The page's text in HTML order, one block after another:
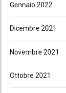
Gennaio 2022
Dicembre 2021
Novembre 2021
Ottobre 2021